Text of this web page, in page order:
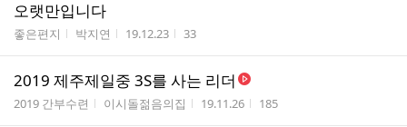
오랫만입니다
게시판명
좋은편지 작성자
박지연 작성시간
19.12.23 조회수
33
2019 제주제일중 3S를 사는 리더
게시판명
2019 간부수련 작성자
이시돌젊음의집 작성시간
19.11.26 조회수
185